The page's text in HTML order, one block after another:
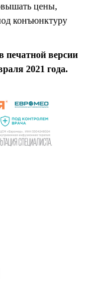
цены,
конъюнктуру
печатной версии
2021 года.